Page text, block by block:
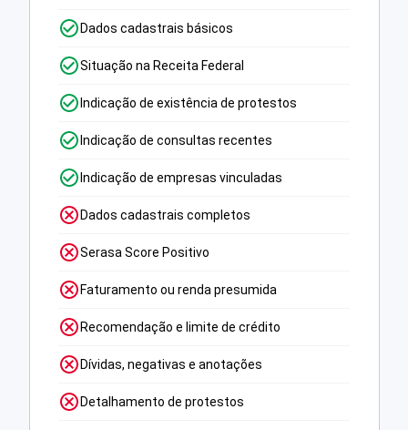
Dados cadastrais básicos
Situação na Receita Federal
Indicação de existência de protestos
Indicação de consultas recentes
Indicação de empresas vinculadas
Dados cadastrais completos
Serasa Score Positivo
Faturamento ou renda presumida
Recomendação e limite de crédito
Dívidas, negativas e anotações
Detalhamento de protestos